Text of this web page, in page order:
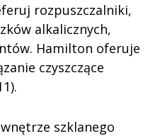
rozpuszczalniki,
alkalicznych,
Hamilton oferuje
czyszczące
szklanego